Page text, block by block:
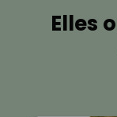
Elles